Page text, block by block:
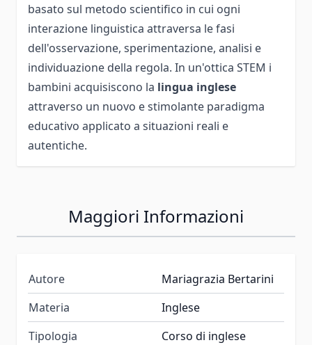
basato sul metodo scientifico in cui ogni
interazione linguistica attraversa le fasi
dell'osservazione, sperimentazione, analisi e
individuazione della regola. In un'ottica STEM i
bambini acquisiscono la lingua inglese
attraverso un nuovo e stimolante paradigma
educativo applicato a situazioni reali e
autentiche.
Maggiori Informazioni
Autore
Mariagrazia Bertarini
Materia
Inglese
Tipologia
Corso di inglese